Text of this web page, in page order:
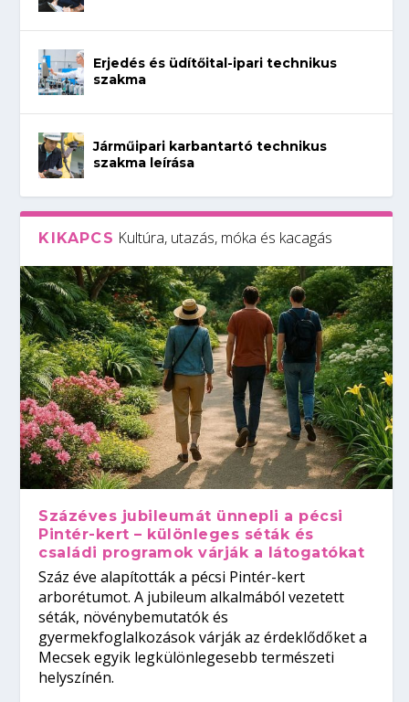
Erjedés és üdítőital-ipari technikus
szakma
Járműipari karbantartó technikus
szakma leírása
KIKAPCS Kultúra, utazás, móka és kacagás
Százéves jubileumát ünnepli a pécsi
Pintér-kert – különleges séták és
családi programok várják a látogatókat
Száz éve alapították a pécsi Pintér-kert
arborétumot. A jubileum alkalmából vezetett
séták, növénybemutatók és
gyermekfoglalkozások várják az érdeklődőket a
Mecsek egyik legkülönlegesebb természeti
helyszínén.